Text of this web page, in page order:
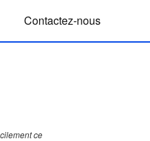
Contactez-nous
ce